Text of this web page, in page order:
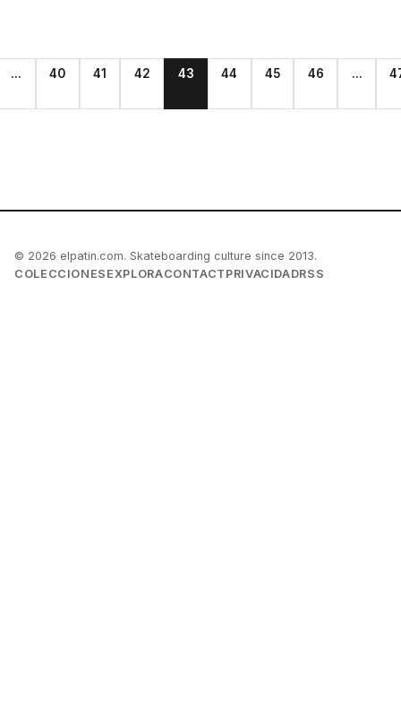
... 40 41 42 43 44 45 46 ...
© 2026 elpatin.com. Skateboarding culture since 2013.
COLECCIONES EXPLORACONTACT PRIVACIDADRSS